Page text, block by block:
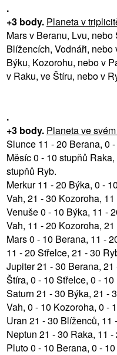
.
+3 body. Planeta v
Mars v Beranu, Lvu,
Blížencích, Vodnáři, nebo
Býku, Kozorohu, nebo v
v Raku, ve Štíru, nebo v
.
+3 body. Planeta ve
Slunce 11 - 20 Berana, 0
Měsíc 0 - 10 stupňů
stupňů Ryb.
Merkur 11 - 20 Býka, 0 -
Vah, 21 - 30 Kozoroha,
Venuše 0 - 10 Býka, 11 -
Vah, 11 - 20 Kozoroha,
Mars 0 - 10 Berana, 11 -
11 - 20 Střelce, 21 - 30
Jupiter 21 - 30 Berana,
Štíra, 0 - 10 Střelce, 0 - 10
Saturn 21 - 30 Býka, 21 -
Vah, 0 - 10 Kozoroha, 0 -
Uran 21 - 30 Blíženců, 11
Neptun 21 - 30 Raka, 11
Pluto 0 - 10 Berana, 0 -